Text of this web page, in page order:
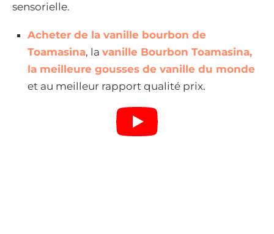
sensorielle.
Acheter de la vanille bourbon de
Toamasina, la vanille Bourbon Toamasina,
la meilleure gousses de vanille du monde
et au meilleur rapport qualité prix.